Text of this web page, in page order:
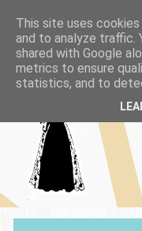
This site uses
and to analyze traffic.
shared with Google
metrics to ensure
statistics, and to